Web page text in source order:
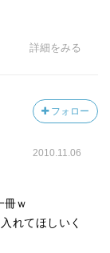
詳細をみる
フォロー
2010.11.06
冊ｗ
れてほしいく